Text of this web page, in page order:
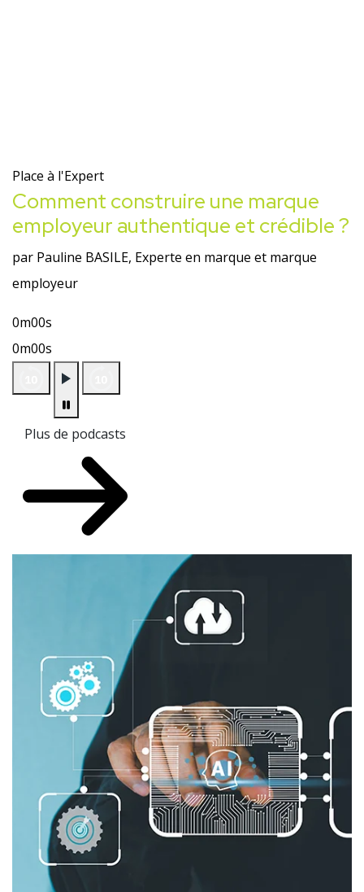
Place à l'Expert
Comment construire une marque
employeur authentique et crédible ?
par Pauline BASILE, Experte en marque et marque
employeur
0m00s
0m00s
Plus de podcasts